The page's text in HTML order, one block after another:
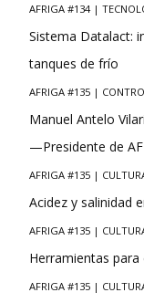
AFRIGA #134 |
Sistema Datalact:
tanques de frío
AFRIGA #135 |
Manuel Antelo
—Presidente de
AFRIGA #135 |
Acidez y salinidad
AFRIGA #135 |
Herramientas
AFRIGA #135 |